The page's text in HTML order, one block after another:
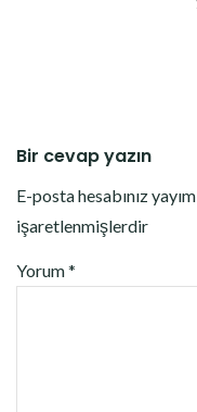
Bir cevap yazın
E-posta hesabınız
işaretlenmişlerdir
Yorum*